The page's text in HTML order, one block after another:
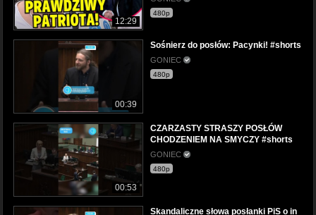
12:29
480p
00:39
Sośnierz do posłów: Pacynki! #shorts
GONIEC
480p
00:53
CZARZASTY STRASZY POSŁÓW
CHODZENIEM NA SMYCZY #shorts
GONIEC
480p
Skandaliczne słowa posłanki PiS o in